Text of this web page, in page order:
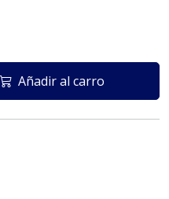
Añadir al carro